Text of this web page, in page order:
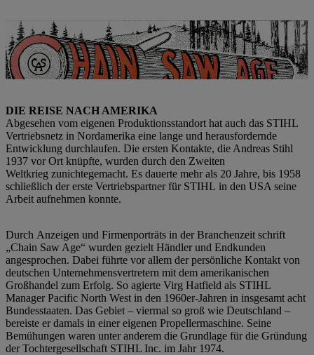
Anzeigen in der Fachzeitschrift „Chain Saw Age“ waren damals ein
wichtiger Katalysator, um die Firma ins Rampenlicht zu rücken. | Foto:
STIHL
DIE REISE NACH AMERIKA
Abgesehen vom eigenen Produktionsstandort hat auch das STIHL
Vertriebsnetz in Nordamerika eine lange und herausfordernde
Entwicklung durchlaufen. Die ersten Kontakte, die Andreas Stihl
1937 vor Ort knüpfte, wurden durch den Zweiten
Weltkrieg zunichtegemacht. Es dauerte mehr als 20 Jahre, bis 1958
schließlich der erste Vertriebspartner für STIHL in den USA seine
Arbeit aufnehmen konnte.
Durch Anzeigen und Firmenporträts in der Branchenzeit schrift
„Chain Saw Age“ wurden gezielt Händler und Endkunden
angesprochen. Dabei führte vor allem der persönliche Kontakt von
deutschen Unternehmensvertretern mit dem amerikanischen
Großhandel zum Erfolg. So agierte Virg Hatfield als STIHL
Manager Pacific North West in den 1960er-Jahren in insgesamt acht
Bundesstaaten. Das Gebiet – viermal so groß wie Deutschland –
bereiste er damals in einer eigenen Propellermaschine. Seine
Bemühungen waren unter anderem die Grundlage für die Gründung
der Tochtergesellschaft STIHL Inc. im Jahr 1974.